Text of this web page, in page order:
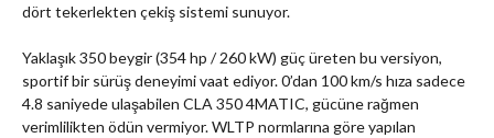
dört tekerlekten çekiş sistemi sunuyor.
Yaklaşık 350 beygir (354 hp / 260 kW) güç üreten bu versiyon,
sportif bir sürüş deneyimi vaat ediyor. 0’dan 100 km/s hıza sadece
4.8 saniyede ulaşabilen CLA 350 4MATIC, gücüne rağmen
verimlilikten ödün vermiyor. WLTP normlarına göre yapılan